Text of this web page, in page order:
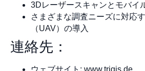
3Dレーザースキャンとモバイ
さまざまな調査ニーズに対応
（UAV）の導入
連絡先：